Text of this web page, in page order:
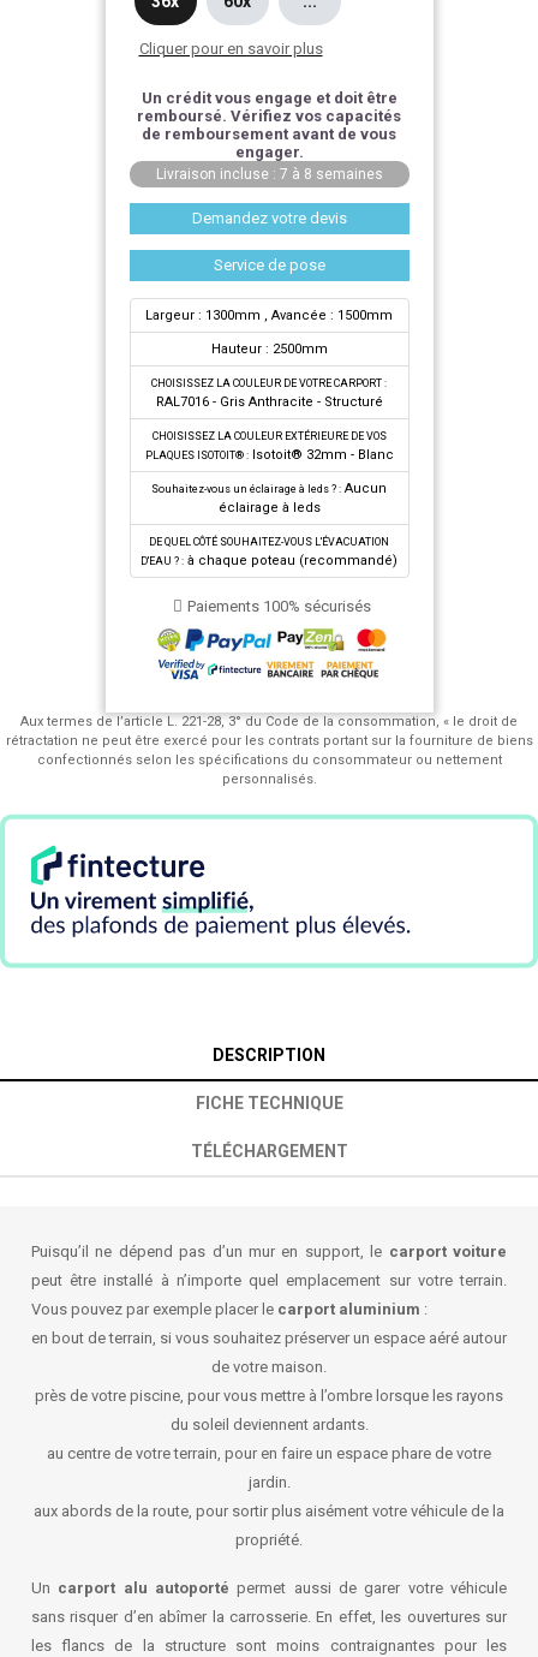
Cliquer pour en savoir plus
Un crédit vous engage et doit être
remboursé. Vérifiez vos capacités
de remboursement avant de vous
engager.
Livraison incluse : 7 à 8 semaines
Demandez votre devis
Service de pose
Largeur : 1300mm , Avancée : 1500mm
Hauteur : 2500mm
CHOISISSEZ LA COULEUR DE VOTRE CARPORT :
RAL7016 - Gris Anthracite - Structuré
CHOISISSEZ LA COULEUR EXTÉRIEURE DE VOS
PLAQUES ISOTOIT® : Isotoit® 32mm - Blanc
Souhaitez-vous un éclairage à leds ? : Aucun
éclairage à leds
DE QUEL CÔTÉ SOUHAITEZ-VOUS L'ÉVACUATION
D'EAU ? : à chaque poteau (recommandé)
Paiements 100% sécurisés
Aux termes de l’article L. 221-28, 3° du Code de la consommation, « le droit de
rétractation ne peut être exercé pour les contrats portant sur la fourniture de biens
confectionnés selon les spécifications du consommateur ou nettement
personnalisés.
DESCRIPTION
FICHE TECHNIQUE
TÉLÉCHARGEMENT
Puisqu’il ne dépend pas d’un mur en support, le carport voiture
peut être installé à n’importe quel emplacement sur votre terrain.
Vous pouvez par exemple placer le carport aluminium :
en bout de terrain, si vous souhaitez préserver un espace aéré autour
de votre maison.
près de votre piscine, pour vous mettre à l’ombre lorsque les rayons
du soleil deviennent ardants.
au centre de votre terrain, pour en faire un espace phare de votre
jardin.
aux abords de la route, pour sortir plus aisément votre véhicule de la
propriété.
Un carport alu autoporté permet aussi de garer votre véhicule
sans risquer d’en abîmer la carrosserie. En effet, les ouvertures sur
les flancs de la structure sont moins contraignantes pour les